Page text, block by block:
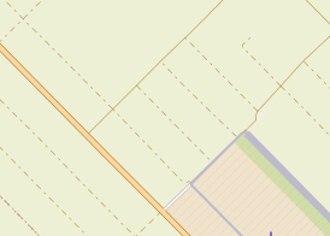
Spremite se za virtuelno putovanje
kroz jednu od najlepših zemalja
Evrope i sveta. Uživaćete u prikazima
planinskih masiva poput Tare i Šar-
planine, ali i u ravničarskim predelima
prostrane Vojvodine. Istraživanje
tradicije i kulturnog dobra Srbije
otkriće vam pravu narav srpskog